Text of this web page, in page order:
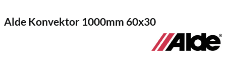
Alde Konvektor 1000mm 60x30